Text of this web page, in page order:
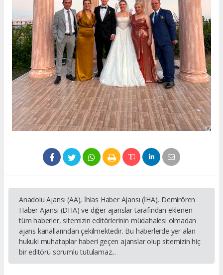
Anadolu Ajansı (AA), İhlas Haber Ajansı (İHA), Demirören
Haber Ajansı (DHA) ve diğer ajanslar tarafından eklenen
tüm haberler, sitemizin editörlerinin müdahalesi olmadan
ajans kanallarından çekilmektedir. Bu haberlerde yer alan
hukuki muhataplar haberi geçen ajanslar olup sitemizin hiç
bir editörü sorumlu tutulamaz...